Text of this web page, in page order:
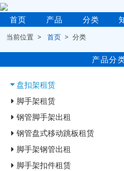
首页 产品 分类
当前位置 >首页 > 分类
产品分
盘扣架租赁
脚手架租赁
钢管脚手架出租
钢管盘式移动跳板租赁
脚手架钢管出租
脚手架扣件租赁